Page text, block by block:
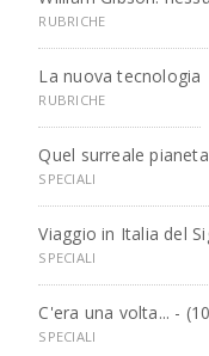
RUBRICHE
La nuova tecnologia
RUBRICHE
Quel surreale
SPECIALI
Viaggio in Italia del
SPECIALI
C'era una volta... -
SPECIALI